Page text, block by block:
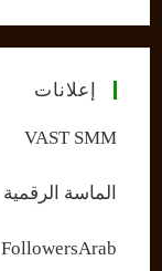
إعلانات
VAST SMM
الماسة الرقمية
FollowersArab